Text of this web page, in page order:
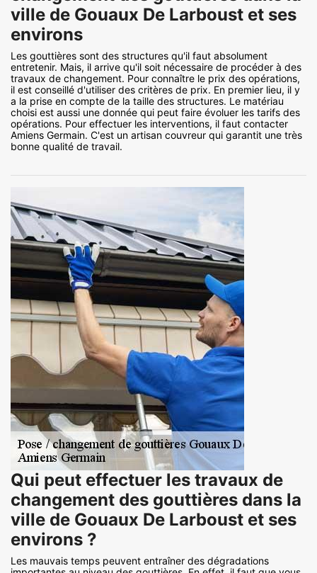
ville de Gouaux De Larboust et ses
environs
Les gouttières sont des structures qu'il faut absolument
entretenir. Mais, il arrive qu'il soit nécessaire de procéder à des
travaux de changement. Pour connaître le prix des opérations,
il est conseillé d'utiliser des critères de prix. En premier lieu, il y
a la prise en compte de la taille des structures. Le matériau
choisi est aussi une donnée qui peut faire évoluer les tarifs des
opérations. Pour effectuer les interventions, il faut contacter
Amiens Germain. C'est un artisan couvreur qui garantit une très
bonne qualité de travail.
Qui peut effectuer les travaux de
changement des gouttières dans la
ville de Gouaux De Larboust et ses
environs ?
Les mauvais temps peuvent entraîner des dégradations